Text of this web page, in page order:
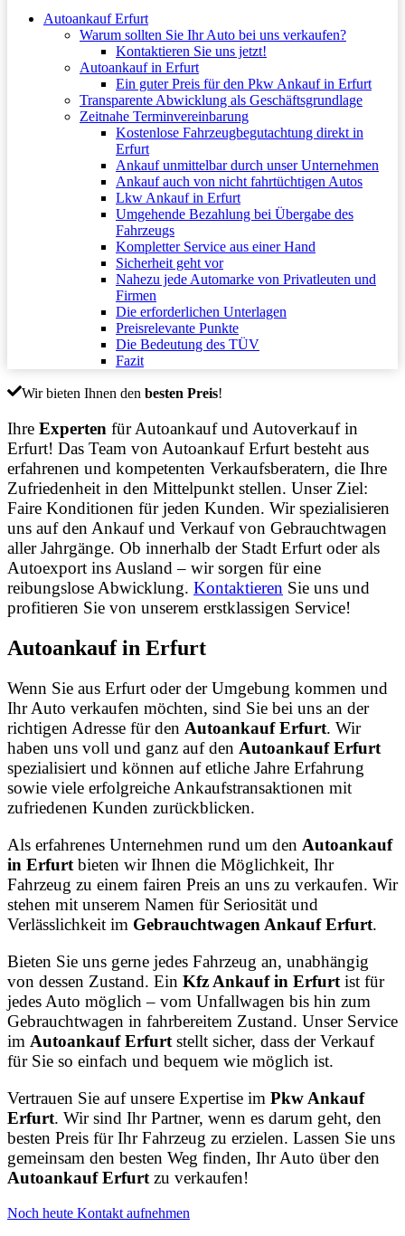
Autoankauf Erfurt
Warum sollten Sie Ihr Auto bei uns verkaufen?
Kontaktieren Sie uns jetzt!
Autoankauf in Erfurt
Ein guter Preis für den Pkw Ankauf in Erfurt
Transparente Abwicklung als Geschäftsgrundlage
Zeitnahe Terminvereinbarung
Kostenlose Fahrzeugbegutachtung direkt in
Erfurt
Ankauf unmittelbar durch unser Unternehmen
Ankauf auch von nicht fahrtüchtigen Autos
Lkw Ankauf in Erfurt
Umgehende Bezahlung bei Übergabe des
Fahrzeugs
Kompletter Service aus einer Hand
Sicherheit geht vor
Nahezu jede Automarke von Privatleuten und
Firmen
Die erforderlichen Unterlagen
Preisrelevante Punkte
Die Bedeutung des TÜV
Fazit
Wir bieten Ihnen den besten Preis!
Ihre Experten für Autoankauf und Autoverkauf in
Erfurt! Das Team von Autoankauf Erfurt besteht aus
erfahrenen und kompetenten Verkaufsberatern, die Ihre
Zufriedenheit in den Mittelpunkt stellen. Unser Ziel:
Faire Konditionen für jeden Kunden. Wir spezialisieren
uns auf den Ankauf und Verkauf von Gebrauchtwagen
aller Jahrgänge. Ob innerhalb der Stadt Erfurt oder als
Autoexport ins Ausland – wir sorgen für eine
reibungslose Abwicklung. Kontaktieren Sie uns und
profitieren Sie von unserem erstklassigen Service!
Autoankauf in Erfurt
Wenn Sie aus Erfurt oder der Umgebung kommen und
Ihr Auto verkaufen möchten, sind Sie bei uns an der
richtigen Adresse für den Autoankauf Erfurt. Wir
haben uns voll und ganz auf den Autoankauf Erfurt
spezialisiert und können auf etliche Jahre Erfahrung
sowie viele erfolgreiche Ankaufstransaktionen mit
zufriedenen Kunden zurückblicken.
Als erfahrenes Unternehmen rund um den Autoankauf
in Erfurt bieten wir Ihnen die Möglichkeit, Ihr
Fahrzeug zu einem fairen Preis an uns zu verkaufen. Wir
stehen mit unserem Namen für Seriosität und
Verlässlichkeit im Gebrauchtwagen Ankauf Erfurt.
Bieten Sie uns gerne jedes Fahrzeug an, unabhängig
von dessen Zustand. Ein Kfz Ankauf in Erfurt ist für
jedes Auto möglich – vom Unfallwagen bis hin zum
Gebrauchtwagen in fahrbereitem Zustand. Unser Service
im Autoankauf Erfurt stellt sicher, dass der Verkauf
für Sie so einfach und bequem wie möglich ist.
Vertrauen Sie auf unsere Expertise im Pkw Ankauf
Erfurt. Wir sind Ihr Partner, wenn es darum geht, den
besten Preis für Ihr Fahrzeug zu erzielen. Lassen Sie uns
gemeinsam den besten Weg finden, Ihr Auto über den
Autoankauf Erfurt zu verkaufen!
Noch heute Kontakt aufnehmen